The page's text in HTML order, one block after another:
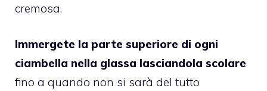
cremosa.
Immergete la parte superiore di ogni
ciambella nella glassa lasciandola scolare
fino a quando non si sarà del tutto